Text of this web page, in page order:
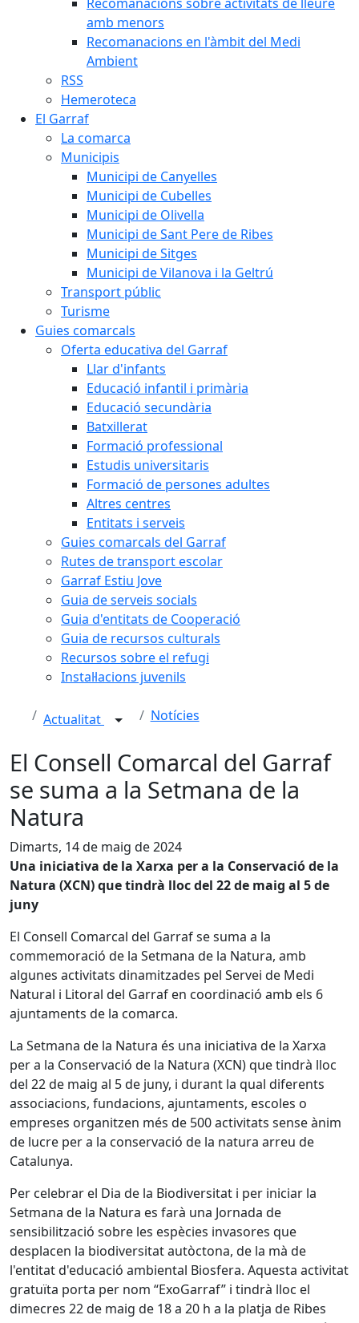
amb menors
Recomanacions en l'àmbit del Medi
Ambient
RSS
Hemeroteca
El Garraf
La comarca
Municipis
Municipi de Canyelles
Municipi de Cubelles
Municipi de Olivella
Municipi de Sant Pere de Ribes
Municipi de Sitges
Municipi de Vilanova i la Geltrú
Transport públic
Turisme
Guies comarcals
Oferta educativa del Garraf
Llar d'infants
Educació infantil i primària
Educació secundària
Batxillerat
Formació professional
Estudis universitaris
Formació de persones adultes
Altres centres
Entitats i serveis
Guies comarcals del Garraf
Rutes de transport escolar
Garraf Estiu Jove
Guia de serveis socials
Guia d'entitats de Cooperació
Guia de recursos culturals
Recursos sobre el refugi
Instal·lacions juvenils
Actualitat Notícies
El Consell Comarcal del Garraf
se suma a la Setmana de la
Natura
Dimarts, 14 de maig de 2024
Una iniciativa de la Xarxa per a la Conservació de la
Natura (XCN) que tindrà lloc del 22 de maig al 5 de
juny
El Consell Comarcal del Garraf se suma a la
commemoració de la Setmana de la Natura, amb
algunes activitats dinamitzades pel Servei de Medi
Natural i Litoral del Garraf en coordinació amb els 6
ajuntaments de la comarca.
La Setmana de la Natura és una iniciativa de la Xarxa
per a la Conservació de la Natura (XCN) que tindrà lloc
del 22 de maig al 5 de juny, i durant la qual diferents
associacions, fundacions, ajuntaments, escoles o
empreses organitzen més de 500 activitats sense ànim
de lucre per a la conservació de la natura arreu de
Catalunya.
Per celebrar el Dia de la Biodiversitat i per iniciar la
Setmana de la Natura es farà una Jornada de
sensibilització sobre les espècies invasores que
desplacen la biodiversitat autòctona, de la mà de
l'entitat d'educació ambiental Biosfera. Aquesta activitat
gratuïta porta per nom “ExoGarraf” i tindrà lloc el
dimecres 22 de maig de 18 a 20 h a la platja de Ribes